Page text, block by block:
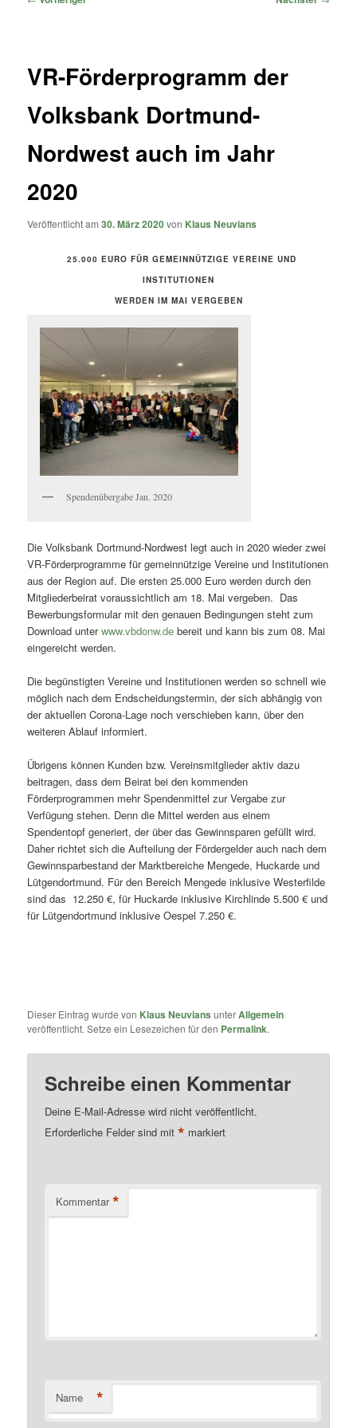
VR-Förderprogramm der
Volksbank Dortmund-
Nordwest auch im Jahr
2020
Veröffentlicht am30. März 2020von Klaus Neuvians
25.000 EURO FÜR GEMEINNÜTZIGE VEREINE UND
INSTITUTIONEN
WERDEN IM MAI VERGEBEN
Spendenübergabe Jan. 2020
Die Volksbank Dortmund-Nordwest legt auch in 2020 wieder zwei
VR-Förderprogramme für gemeinnützige Vereine und Institutionen
aus der Region auf. Die ersten 25.000 Euro werden durch den
Mitgliederbeirat voraussichtlich am 18. Mai vergeben. Das
Bewerbungsformular mit den genauen Bedingungen steht zum
Download unterwww.vbdonw.de bereit und kann bis zum 08. Mai
eingereicht werden.
Die begünstigten Vereine und Institutionen werden so schnell wie
möglich nach dem Endscheidungstermin, der sich abhängig von
der aktuellen Corona-Lage noch verschieben kann, über den
weiteren Ablauf informiert.
Übrigens können Kunden bzw. Vereinsmitglieder aktiv dazu
beitragen, dass dem Beirat bei den kommenden
Förderprogrammen mehr Spendenmittel zur Vergabe zur
Verfügung stehen. Denn die Mittel werden aus einem
Spendentopf generiert, der über das Gewinnsparen gefüllt wird.
Daher richtet sich die Aufteilung der Fördergelder auch nach dem
Gewinnsparbestand der Marktbereiche Mengede, Huckarde und
Lütgendortmund. Für den Bereich Mengede inklusive Westerfilde
sind das 12.250 €, für Huckarde inklusive Kirchlinde 5.500 € und
für Lütgendortmund inklusive Oespel 7.250 €.
Dieser Eintrag wurde von Klaus Neuvians unterAllgemein
veröffentlicht. Setze ein Lesezeichen für den Permalink.
Schreibe einen Kommentar
Deine E-Mail-Adresse wird nicht veröffentlicht.
Erforderliche Felder sind mit* markiert
Kommentar *
Name *